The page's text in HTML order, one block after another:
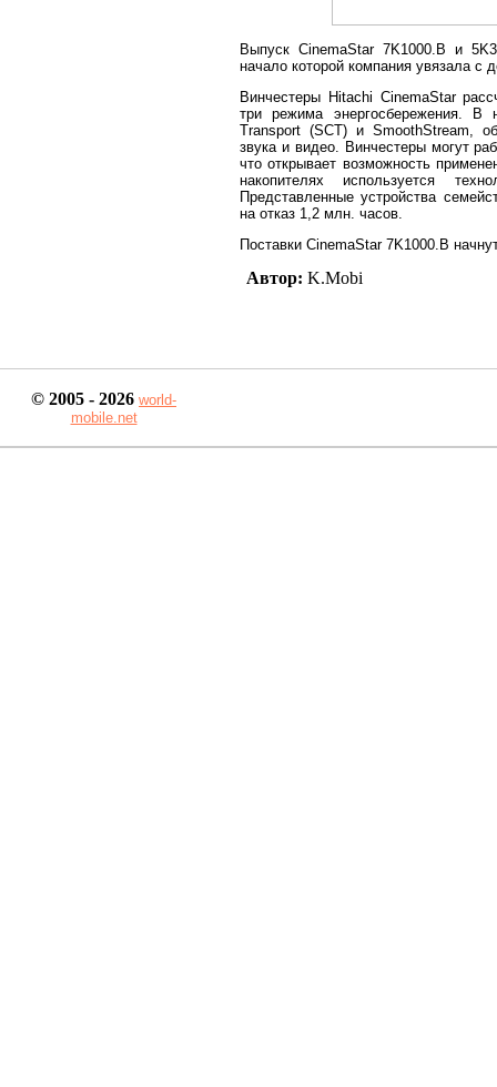
Выпуск CinemaStar 7K1000.B и
начало которой компания увязала с
Винчестеры Hitachi CinemaStar
три режима энергосбережения. В
Transport (SCT) и SmoothStream,
звука и видео. Винчестеры могут
что открывает возможность
накопителях используется
Представленные устройства
на отказ 1,2 млн. часов.
Поставки CinemaStar 7K1000.B
Автор: K.Mobi
© 2005 - 2026 world-
mobile.net